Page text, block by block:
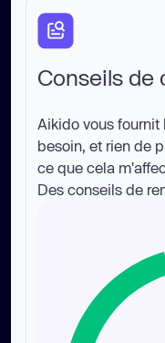
Conseils de
Aikido vous fournit
besoin, et rien de
ce que cela
Des conseils de